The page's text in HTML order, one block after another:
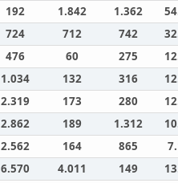
192 1.842 1.362
724 712 742
476 60 275
1.034 132 316
2.319 173 280
2.862 189 1.312
2.562 164 865
6.570 4.011 149